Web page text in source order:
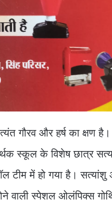
गौरव और हर्ष का क्षण
स्कूल के विशेष छात्र
टीम में हो गया है।
वाली स्पेशल ओलंपिक्स